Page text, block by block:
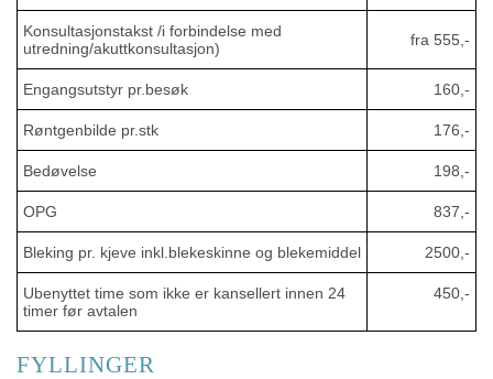
Konsultasjonstakst /i forbindelse med
utredning/akuttkonsultasjon)
fra 555,-
Engangsutstyr pr.besøk 160,-
Røntgenbilde pr.stk 176,-
Bedøvelse 198,-
OPG 837,-
Bleking pr. kjeve inkl.blekeskinne og blekemiddel 2500,-
Ubenyttet time som ikke er kansellert innen 24
timer før avtalen
450,-
FYLLINGER